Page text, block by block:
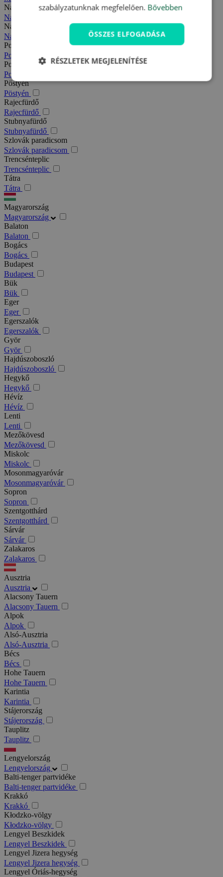
Nagy-Fátra
Nagy-Fátra
Nagymegyer
Nagymegyer
Podhajska
Podhajska
Pozsony
Pozsony
Pöstyén
Pöstyén
Rajecfürdő
Rajecfürdő
Stubnyafürdő
Stubnyafürdő
Szlovák paradicsom
Szlovák paradicsom
Trencsénteplic
Trencsénteplic
Tátra
Tátra
Magyarország
Magyarország
Balaton
Balaton
Bogács
Bogács
Budapest
Budapest
Bük
Bük
Eger
Eger
Egerszalók
Egerszalók
Györ
Györ
Hajdúszoboszló
Hajdúszoboszló
Hegykő
Hegykő
Hévíz
Hévíz
Lenti
Lenti
Mezőkövesd
Mezőkövesd
Miskolc
Miskolc
Mosonmagyaróvár
Mosonmagyaróvár
Sopron
Sopron
Szentgotthárd
Szentgotthárd
Sárvár
Sárvár
Zalakaros
Zalakaros
Ausztria
Ausztria
Alacsony Tauern
Alacsony Tauern
Alpok
Alpok
Alsó-Ausztria
Alsó-Ausztria
Bécs
Bécs
Hohe Tauern
Hohe Tauern
Karintia
Karintia
Stájerország
Stájerország
Tauplitz
Tauplitz
Lengyelország
Lengyelország
Balti-tenger partvidéke
Balti-tenger partvidéke
Krakkó
Krakkó
Kłodzko-völgy
Kłodzko-völgy
Lengyel Beszkidek
Lengyel Beszkidek
Lengyel Jizera hegység
Lengyel Jizera hegység
Lengyel Óriás-hegység
szabályzatunknak megfelelően. Bővebben
ÖSSZES ELFOGADÁSA
RÉSZLETEK MEGJELENÍTÉSE